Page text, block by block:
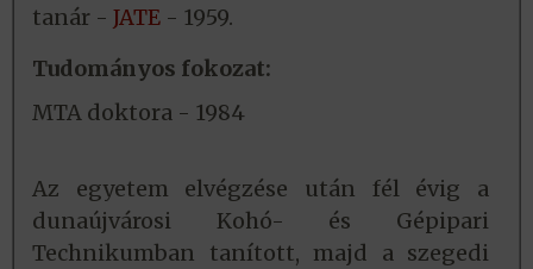
tanár - JATE - 1959.
Tudományos fokozat:
MTA doktora - 1984
Az egyetem elvégzése után fél évig a
dunaújvárosi Kohó- és Gépipari
Technikumban tanított, majd a szegedi